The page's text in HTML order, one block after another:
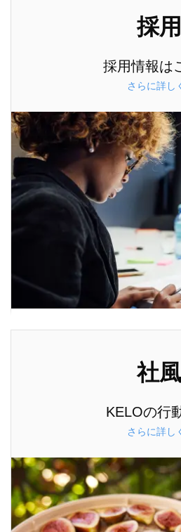
採用
採用情報は
さらに詳し
社風
KELOの行
さらに詳し